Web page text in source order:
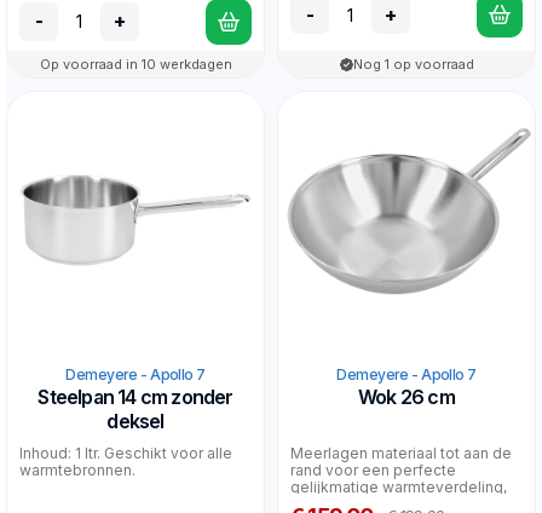
-
+
Op voorraad in 10 werkdagen
- +
Nog 1 op voorraad
Demeyere - Apollo 7
Steelpan 14 cm zonder
deksel
Inhoud: 1 ltr. Geschikt voor alle
warmtebronnen.
Demeyere - Apollo 7
Wok 26 cm
Meerlagen materiaal tot aan de
rand voor een perfecte
gelijkmatige warmteverdeling,